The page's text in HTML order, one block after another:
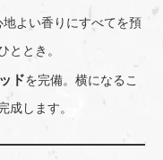
よい香りにすべてを預
ととき。
ドを完備。横になるこ
成します。